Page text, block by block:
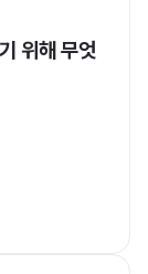
위해 무엇